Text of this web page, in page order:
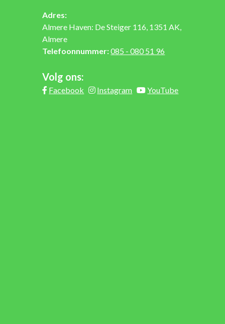
Adres:
Almere Haven: De Steiger 116, 1351 AK,
Almere
Telefoonnummer:085 - 080 51 96
Volg ons:
Facebook Instagram YouTube